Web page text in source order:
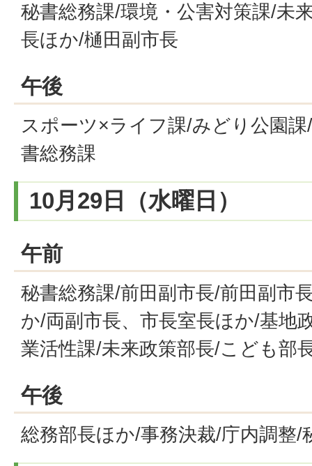
秘書総務課/環境・公害対策課/未
長ほか/樋田副市長
午後
スポーツ×ライフ課/みどり公園
書総務課
10月29日（水曜日）
午前
秘書総務課/前田副市長/前田副市
か/両副市長、市長室長ほか/基地
業活性課/未来政策部長/こども部
午後
総務部長ほか/事務決裁/庁内調整/